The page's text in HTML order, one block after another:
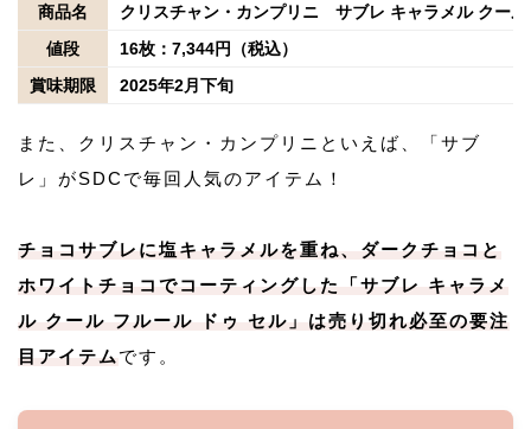
商品名
クリスチャン・カンプリニ サブレ キャラメル クー
値段
16枚：7,344円（税込）
賞味期限
2025年2月下旬
また、クリスチャン・カンプリニといえば、「サブ
レ」がSDCで毎回人気のアイテム！
チョコサブレに塩キャラメルを重ね、ダークチョコと
ホワイトチョコでコーティングした「サブレ キャラメ
ル クール フルール ドゥ セル」は売り切れ必至の要注
目アイテムです。